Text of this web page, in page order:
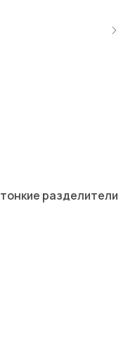
разделители